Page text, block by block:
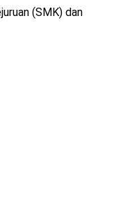
(SMK) dan